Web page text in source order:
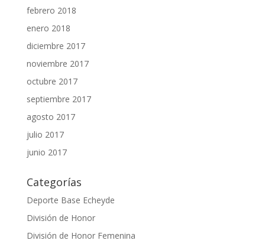
febrero 2018
enero 2018
diciembre 2017
noviembre 2017
octubre 2017
septiembre 2017
agosto 2017
julio 2017
junio 2017
Categorías
Deporte Base Echeyde
División de Honor
División de Honor Femenina